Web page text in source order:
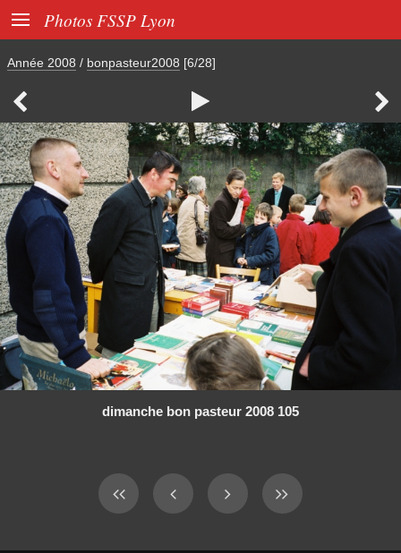
 Photos FSSP Lyon
Année 2008 / bonpasteur2008 [6/28]
  
dimanche bon pasteur 2008 105